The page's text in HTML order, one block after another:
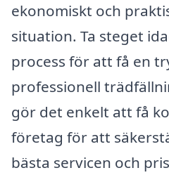
ekonomiskt och
situation. Ta steget
process för att få en
professionell
gör det enkelt att få
företag för att
bästa servicen och